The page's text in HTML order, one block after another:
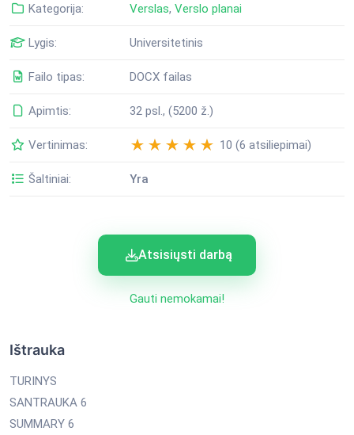
Kategorija: Verslas, Verslo planai
Lygis: Universitetinis
Failo tipas: DOCX failas
Apimtis: 32 psl., (5200 ž.)
Vertinimas: 10 (6 atsiliepimai)
Šaltiniai: Yra
Atsisiųsti darbą
Gauti nemokamai!
Ištrauka
TURINYS
SANTRAUKA 6
SUMMARY 6